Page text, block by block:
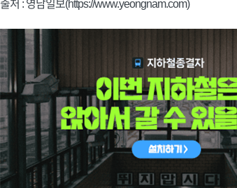
출처 : 영남일보(https://www.yeongnam.com)